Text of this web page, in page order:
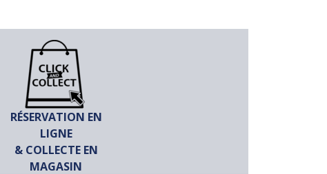
RÉSERVATION EN
LIGNE
& COLLECTE EN
MAGASIN